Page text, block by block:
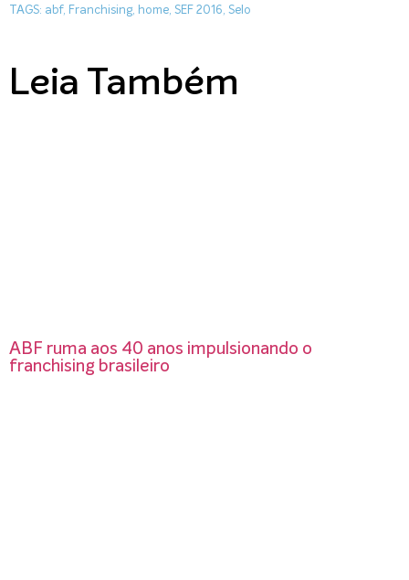
TAGS: abf, Franchising, home, SEF 2016, Selo
Leia Também
ABF ruma aos 40 anos impulsionando o
franchising brasileiro